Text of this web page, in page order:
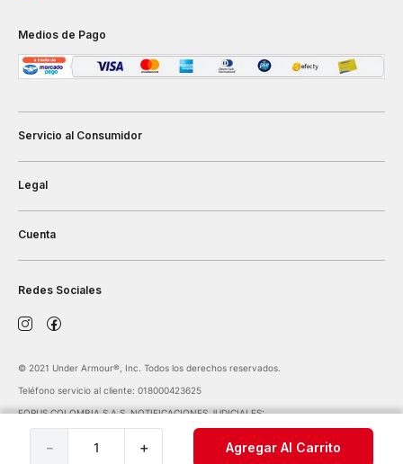
＋
－ Agregar Al Carrito
Medios de Pago
Servicio al Consumidor
Legal
Cuenta
Redes Sociales
©️ 2021 Under Armour®️, Inc. Todos los derechos reservados.
Teléfono servicio al cliente: 018000423625
FORUS COLOMBIA S.A.S. NOTIFICACIONES JUDICIALES:
notificaciones@forus.com.co
| Av. Carrera 45 Nº 108-27 BOGOTÁ COLOMBIA